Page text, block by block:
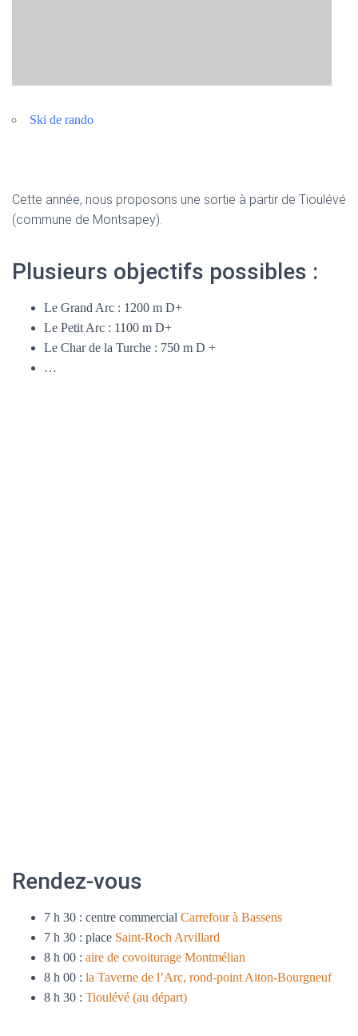
Ski de rando
Cette année, nous proposons une sortie à partir de Tioulévé
(commune de Montsapey).
Plusieurs objectifs possibles :
Le Grand Arc : 1200 m D+
Le Petit Arc : 1100 m D+
Le Char de la Turche : 750 m D +
…
Rendez-vous
7 h 30 : centre commercial Carrefour à Bassens
7 h 30 : place Saint-Roch Arvillard
8 h 00 : aire de covoiturage Montmélian
8 h 00 : la Taverne de l’Arc, rond-point Aiton-Bourgneuf
8 h 30 : Tioulévé (au départ)